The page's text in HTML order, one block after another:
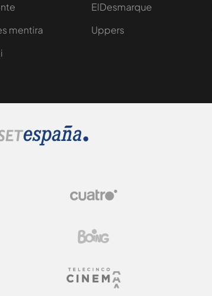
mentira
ElDesmarque
Uppers